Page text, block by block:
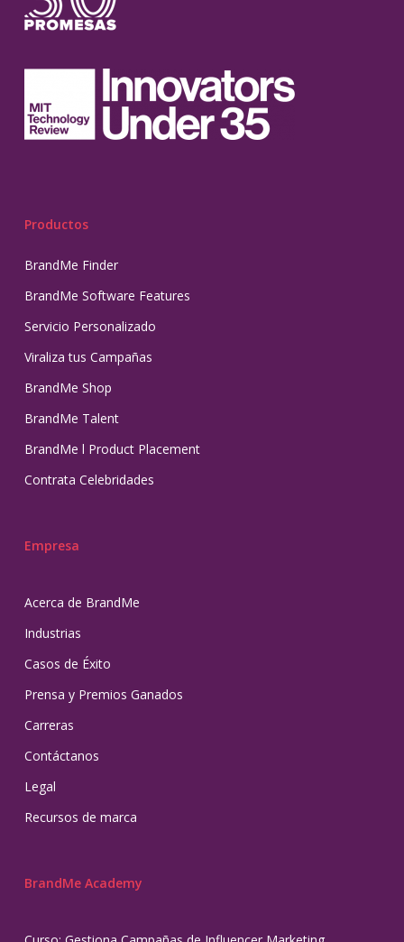
Productos
BrandMe Finder
BrandMe Software Features
Servicio Personalizado
Viraliza tus Campañas
BrandMe Shop
BrandMe Talent
BrandMe l Product Placement
Contrata Celebridades
Empresa
Acerca de BrandMe
Industrias
Casos de Éxito
Prensa y Premios Ganados
Carreras
Contáctanos
Legal
Recursos de marca
BrandMe Academy